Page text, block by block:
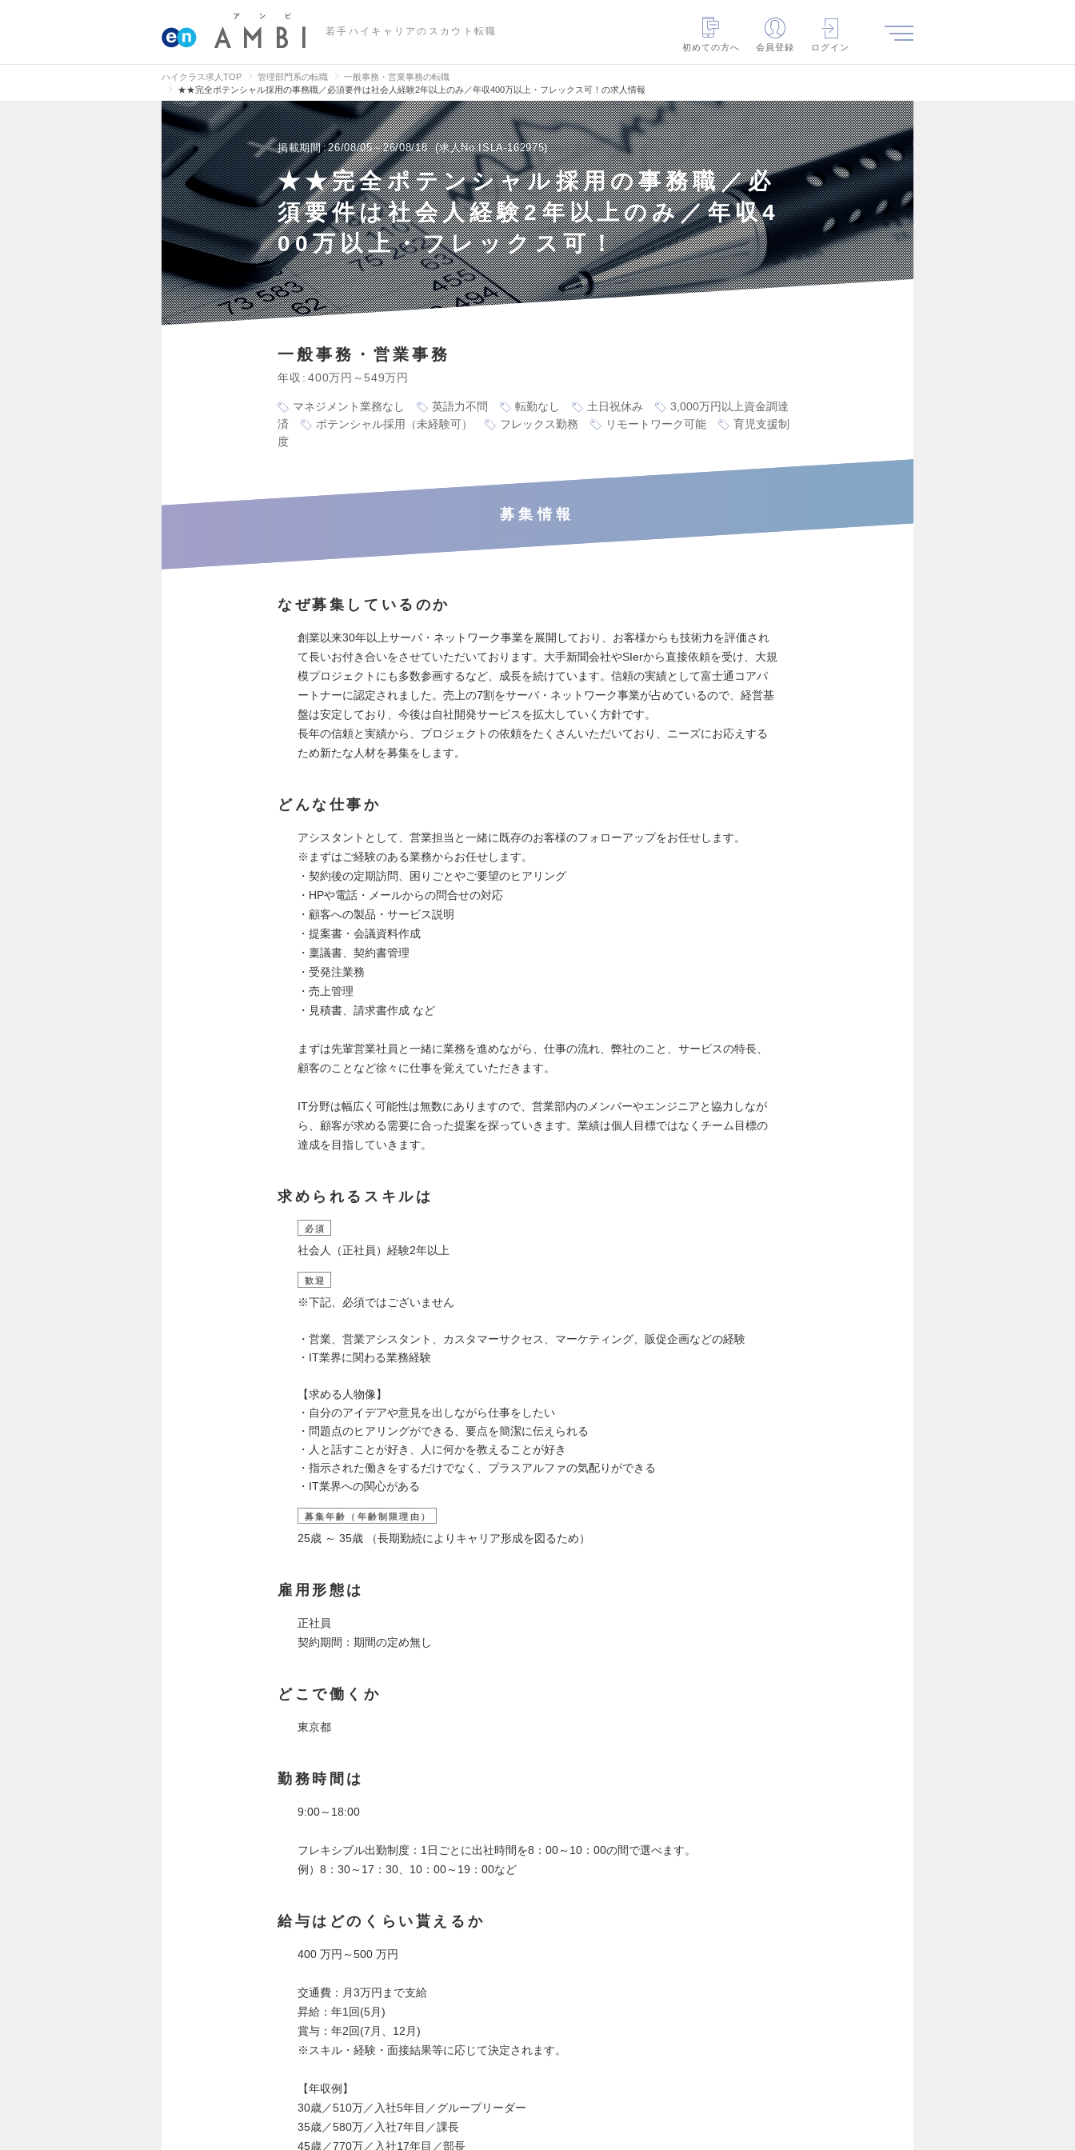
若手ハイキャリアのスカウト転職
初めての方へ
会員登録 ログイン
ハイクラス求人TOP 管理部門系の転職
一般事務・営業事務の転職
★★完全ポテンシャル採用の事務職／必須要件は社会人経験2年以上のみ／年収400万以上・フレックス可！の求人情報
掲載期間 26/08/05～26/08/18 求人No.ISLA-162975
★★完全ポテンシャル採用の事務職／必
須要件は社会人経験2年以上のみ／年収4
00万以上・フレックス可！
一般事務・営業事務
年収 400万円～549万円
マネジメント業務なし 英語力不問 転勤なし 土日祝休み
3,000万円以上資金調達
済
ポテンシャル採用（未経験可） フレックス勤務 リモートワーク可能
育児支援制
度
募集情報
なぜ募集しているのか
創業以来30年以上サーバ・ネットワーク事業を展開しており、お客様からも技術力を評価され
て長いお付き合いをさせていただいております。大手新聞会社やSIerから直接依頼を受け、大規
模プロジェクトにも多数参画するなど、成長を続けています。信頼の実績として富士通コアパ
ートナーに認定されました。売上の7割をサーバ・ネットワーク事業が占めているので、経営基
盤は安定しており、今後は自社開発サービスを拡大していく方針です。
長年の信頼と実績から、プロジェクトの依頼をたくさんいただいており、ニーズにお応えする
ため新たな人材を募集をします。
どんな仕事か
アシスタントとして、営業担当と一緒に既存のお客様のフォローアップをお任せします。
※まずはご経験のある業務からお任せします。
・契約後の定期訪問、困りごとやご要望のヒアリング
・HPや電話・メールからの問合せの対応
・顧客への製品・サービス説明
・提案書・会議資料作成
・稟議書、契約書管理
・受発注業務
・売上管理
・見積書、請求書作成 など
まずは先輩営業社員と⼀緒に業務を進めながら、仕事の流れ、弊社のこと、サービスの特⻑、
顧客のことなど徐々に仕事を覚えていただきます。
IT分野は幅広く可能性は無数にありますので、営業部内のメンバーやエンジニアと協力しなが
ら、顧客が求める需要に合った提案を探っていきます。業績は個人目標ではなくチーム目標の
達成を目指していきます。
求められるスキルは
必須
社会人（正社員）経験2年以上
歓迎
※下記、必須ではございません
・営業、営業アシスタント、カスタマーサクセス、マーケティング、販促企画などの経験
・IT業界に関わる業務経験
【求める人物像】
・自分のアイデアや意見を出しながら仕事をしたい
・問題点のヒアリングができる、要点を簡潔に伝えられる
・人と話すことが好き、人に何かを教えることが好き
・指示された働きをするだけでなく、プラスアルファの気配りができる
・IT業界への関心がある
募集年齢（年齢制限理由）
25歳 ～ 35歳 （長期勤続によりキャリア形成を図るため）
雇用形態は
正社員
契約期間：期間の定め無し
どこで働くか
東京都
勤務時間は
9:00～18:00
フレキシブル出勤制度：1日ごとに出社時間を8：00～10：00の間で選べます。
例）8：30～17：30、10：00～19：00など
給与はどのくらい貰えるか
400 万円～500 万円
交通費：月3万円まで支給
昇給：年1回(5月)
賞与：年2回(7月、12月)
※スキル・経験・面接結果等に応じて決定されます。
【年収例】
30歳／510万／入社5年目／グループリーダー
35歳／580万／入社7年目／課長
45歳／770万／入社17年目／部長